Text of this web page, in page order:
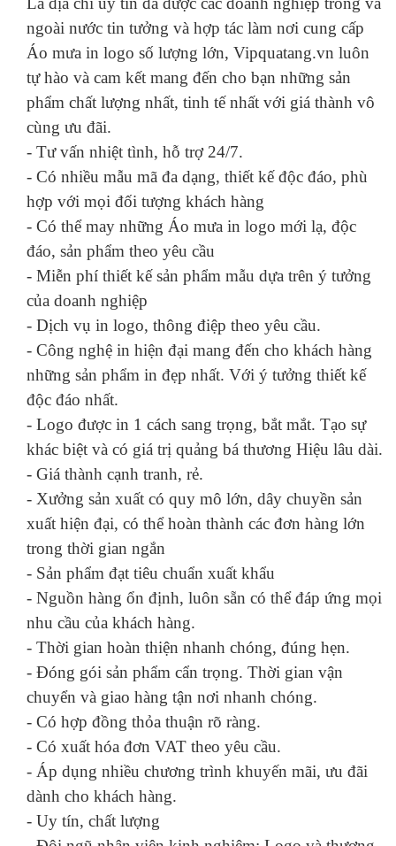
ngoài nước tin tưởng và hợp tác làm nơi cung cấp
Áo mưa in logo số lượng lớn, Vipquatang.vn luôn
tự hào và cam kết mang đến cho bạn những sản
phẩm chất lượng nhất, tinh tế nhất với giá thành vô
cùng ưu đãi.
- Tư vấn nhiệt tình, hỗ trợ 24/7.
- Có nhiều mẫu mã đa dạng, thiết kế độc đáo, phù
hợp với mọi đối tượng khách hàng
- Có thể may những Áo mưa in logo mới lạ, độc
đáo, sản phẩm theo yêu cầu
- Miễn phí thiết kế sản phẩm mẫu dựa trên ý tưởng
của doanh nghiệp
- Dịch vụ in logo, thông điệp theo yêu cầu.
- Công nghệ in hiện đại mang đến cho khách hàng
những sản phẩm in đẹp nhất. Với ý tưởng thiết kế
độc đáo nhất.
- Logo được in 1 cách sang trọng, bắt mắt. Tạo sự
khác biệt và có giá trị quảng bá thương Hiệu lâu dài.
- Giá thành cạnh tranh, rẻ.
- Xưởng sản xuất có quy mô lớn, dây chuyền sản
xuất hiện đại, có thể hoàn thành các đơn hàng lớn
trong thời gian ngắn
- Sản phẩm đạt tiêu chuẩn xuất khẩu
- Nguồn hàng ổn định, luôn sẵn có thể đáp ứng mọi
nhu cầu của khách hàng.
- Thời gian hoàn thiện nhanh chóng, đúng hẹn.
- Đóng gói sản phẩm cẩn trọng. Thời gian vận
chuyển và giao hàng tận nơi nhanh chóng.
- Có hợp đồng thỏa thuận rõ ràng.
- Có xuất hóa đơn VAT theo yêu cầu.
- Áp dụng nhiều chương trình khuyến mãi, ưu đãi
dành cho khách hàng.
- Uy tín, chất lượng